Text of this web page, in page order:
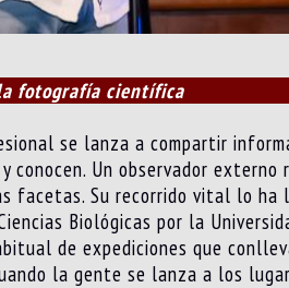
fotografía científica
se lanza a compartir
conocen. Un observador
facetas. Su recorrido vital lo
Biológicas por la
de expediciones que
la gente se lanza a los